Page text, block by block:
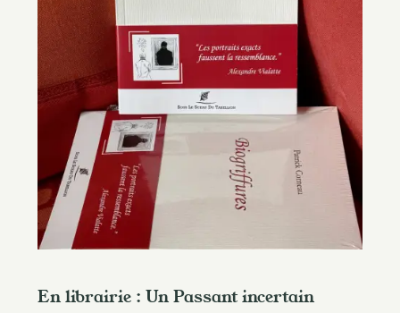
En librairie : Un Passant incertain